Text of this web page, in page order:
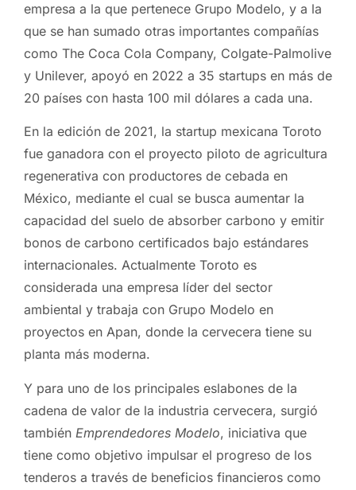
empresa a la que pertenece Grupo Modelo, y a la
que se han sumado otras importantes compañías
como The Coca Cola Company, Colgate-Palmolive
y Unilever, apoyó en 2022 a 35 startups en más de
20 países con hasta 100 mil dólares a cada una.
En la edición de 2021, la startup mexicana Toroto
fue ganadora con el proyecto piloto de agricultura
regenerativa con productores de cebada en
México, mediante el cual se busca aumentar la
capacidad del suelo de absorber carbono y emitir
bonos de carbono certificados bajo estándares
internacionales. Actualmente Toroto es
considerada una empresa líder del sector
ambiental y trabaja con Grupo Modelo en
proyectos en Apan, donde la cervecera tiene su
planta más moderna.
Y para uno de los principales eslabones de la
cadena de valor de la industria cervecera, surgió
también Emprendedores Modelo, iniciativa que
tiene como objetivo impulsar el progreso de los
tenderos a través de beneficios financieros como